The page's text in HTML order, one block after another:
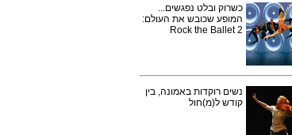
כשרוק ובלט נפגשים...
המופע שכובש את העולם:
Rock the Ballet 2
נשים רוקדות באמונה, בין
קודש ל(מ)חול